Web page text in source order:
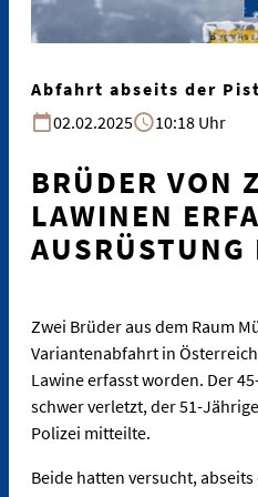
Abfahrt abseits der
02.02.2025
10:18 Uhr
BRÜDER VON
LAWINEN
AUSRÜSTUNG
Zwei Brüder aus dem Raum
Variantenabfahrt in
Lawine erfasst worden. Der
schwer verletzt, der 51-
Polizei mitteilte.
Beide hatten versucht,